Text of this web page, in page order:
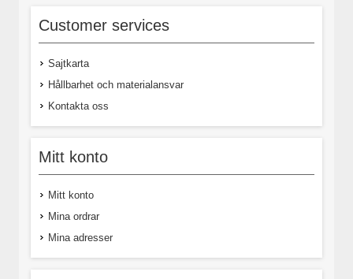
Customer services
Sajtkarta
Hållbarhet och materialansvar
Kontakta oss
Mitt konto
Mitt konto
Mina ordrar
Mina adresser